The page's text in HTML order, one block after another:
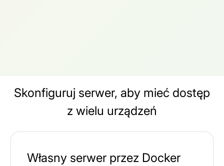
Skonfiguruj serwer, aby mieć dostęp
z wielu urządzeń
Własny serwer przez Docker